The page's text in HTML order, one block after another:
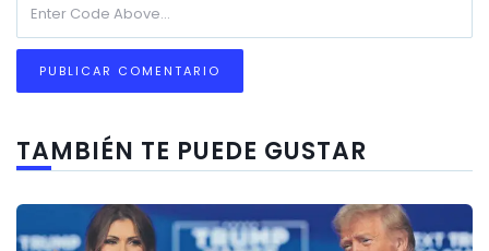
TAMBIÉN TE PUEDE GUSTAR